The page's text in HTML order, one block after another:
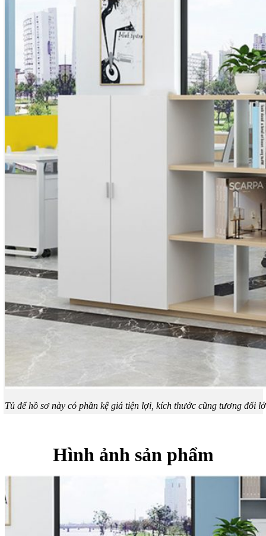
Tủ để hồ sơ này có phần kệ giá tiện lợi, kích thước cũng tương đối
Hình ảnh sản phẩm